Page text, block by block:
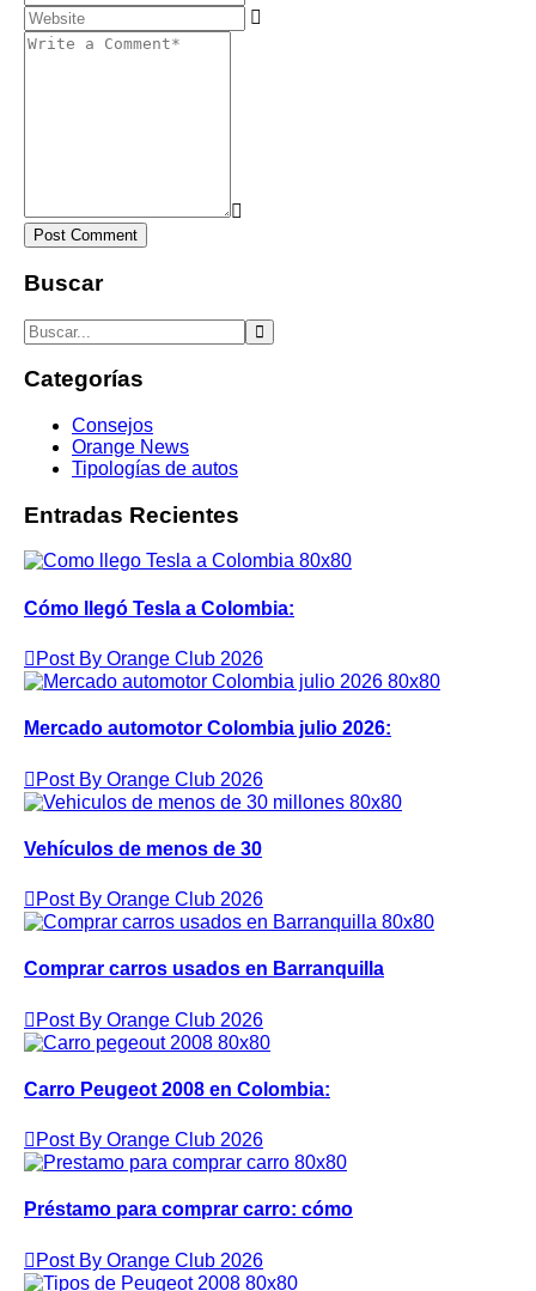
Post Comment
Buscar
Categorías
Consejos
Orange News
Tipologías de autos
Entradas Recientes
Cómo llegó Tesla a Colombia:
Post By Orange Club 2026
Mercado automotor Colombia julio 2026:
Post By Orange Club 2026
Vehículos de menos de 30
Post By Orange Club 2026
Comprar carros usados en Barranquilla
Post By Orange Club 2026
Carro Peugeot 2008 en Colombia:
Post By Orange Club 2026
Préstamo para comprar carro: cómo
Post By Orange Club 2026